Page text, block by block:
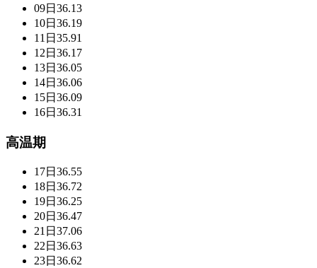
09日 36.13
10日 36.19
11日 35.91
12日 36.17
13日 36.05
14日 36.06
15日 36.09
16日 36.31
高温期
17日 36.55
18日 36.72
19日 36.25
20日 36.47
21日 37.06
22日 36.63
23日 36.62